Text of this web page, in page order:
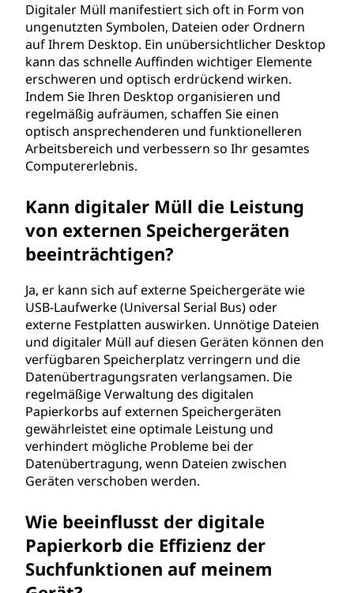
Digitaler Müll manifestiert sich oft in Form von
ungenutzten Symbolen, Dateien oder Ordnern
auf Ihrem Desktop. Ein unübersichtlicher Desktop
kann das schnelle Auffinden wichtiger Elemente
erschweren und optisch erdrückend wirken.
Indem Sie Ihren Desktop organisieren und
regelmäßig aufräumen, schaffen Sie einen
optisch ansprechenderen und funktionelleren
Arbeitsbereich und verbessern so Ihr gesamtes
Computererlebnis.
Kann digitaler Müll die Leistung
von externen Speichergeräten
beeinträchtigen?
Ja, er kann sich auf externe Speichergeräte wie
USB-Laufwerke (Universal Serial Bus) oder
externe Festplatten auswirken. Unnötige Dateien
und digitaler Müll auf diesen Geräten können den
verfügbaren Speicherplatz verringern und die
Datenübertragungsraten verlangsamen. Die
regelmäßige Verwaltung des digitalen
Papierkorbs auf externen Speichergeräten
gewährleistet eine optimale Leistung und
verhindert mögliche Probleme bei der
Datenübertragung, wenn Dateien zwischen
Geräten verschoben werden.
Wie beeinflusst der digitale
Papierkorb die Effizienz der
Suchfunktionen auf meinem